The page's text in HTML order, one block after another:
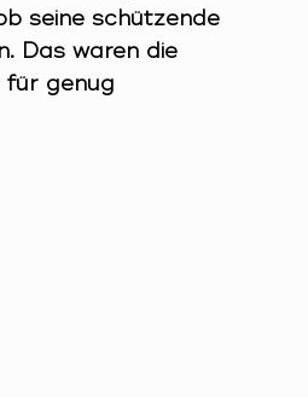
seine schützende
Das waren die
genug